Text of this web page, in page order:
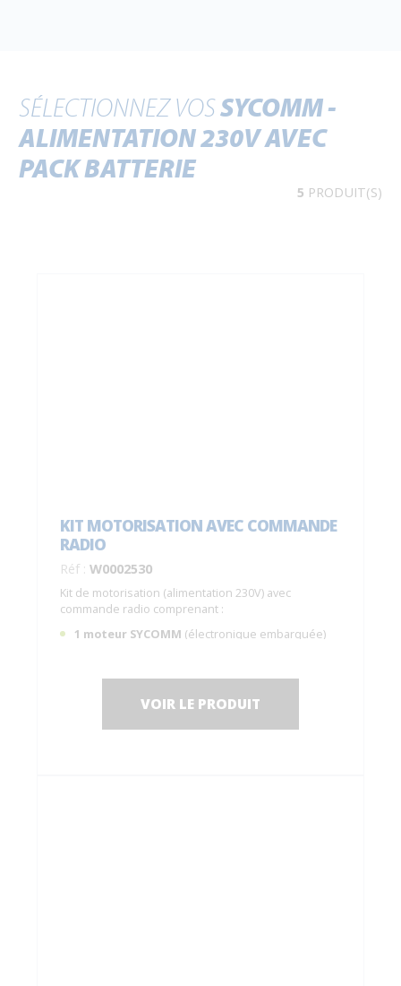
SÉLECTIONNEZ VOSSYCOMM -
ALIMENTATION 230V AVEC
PACK BATTERIE
5 PRODUIT(S)
KIT MOTORISATION AVEC COMMANDE
RADIO
Réf : W0002530
Kit de motorisation (alimentation 230V) avec
commande radio comprenant :
1 moteur SYCOMM (électronique embarquée)
1 pack batterie (idéal en cas de coupure de
VOIR LE PRODUIT